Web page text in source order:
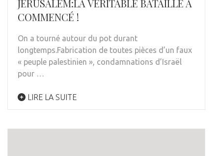
JERUSALEM:LA VÉRITABLE BATAILLE A
COMMENCÉ !
On a tourné autour du pot durant
longtemps.Fabrication de toutes pièces d’un faux
« peuple palestinien », condamnations d’Israël
pour …
LIRE LA SUITE